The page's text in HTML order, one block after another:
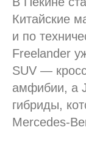
Китайские
и по
Freelander
SUV —
амфибии, а
гибриды,
Mercedes-